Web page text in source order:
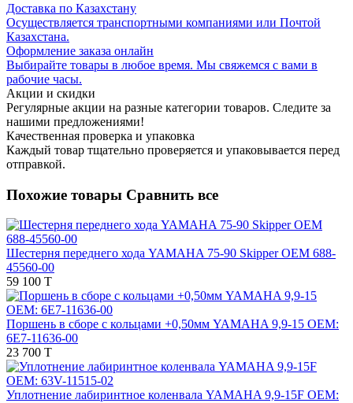
Доставка по Казахстану
Осуществляется транспортными компаниями или Почтой
Казахстана.
Оформление заказа онлайн
Выбирайте товары в любое время. Мы свяжемся с вами в
рабочие часы.
Акции и скидки
Регулярные акции на разные категории товаров. Следите за
нашими предложениями!
Качественная проверка и упаковка
Каждый товар тщательно проверяется и упаковывается перед
отправкой.
Похожие товары Сравнить все
Шестерня переднего хода YAMAHA 75-90 Skipper OEM 688-
45560-00
59 100 T
Поршень в сборе с кольцами +0,50мм YAMAHA 9,9-15 OEM:
6E7-11636-00
23 700 T
Уплотнение лабиринтное коленвала YAMAHA 9,9-15F OEM: